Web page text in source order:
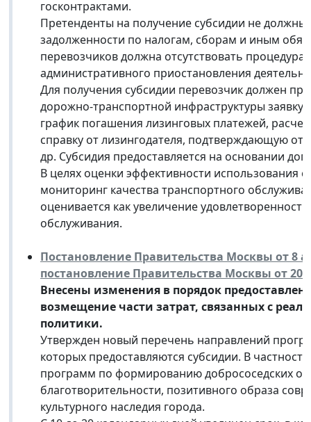
госконтрактами.
Претенденты на получение субсидии не
задолженности по налогам, сборам и иным
перевозчиков должна отсутствовать
административного приостановления
Для получения субсидии перевозчик должен
дорожно-транспортной инфраструктуры
график погашения лизинговых платежей,
справку от лизингодателя, подтверждающую
др. Субсидия предоставляется на основании
В целях оценки эффективности использования
мониторинг качества транспортного
оценивается как увеличение
обслуживания.
Постановление Правительства Москвы от 8
постановление Правительства Москвы от 20
Внесены изменения в порядок
возмещение части затрат, связанных с
политики.
Утвержден новый перечень направлений
которых предоставляются субсидии. В
программ по формированию добрососедских
благотворительности, позитивного образа
культурного наследия города.